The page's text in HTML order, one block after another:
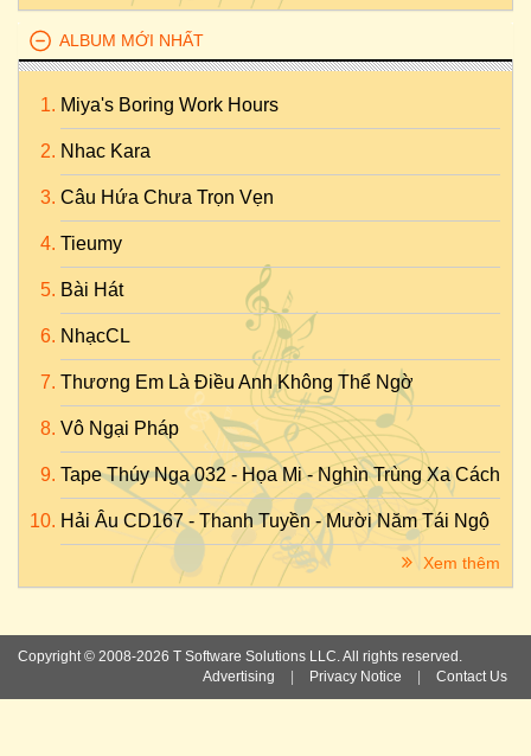
ALBUM MỚI NHẤT
Miya's Boring Work Hours
Nhac Kara
Câu Hứa Chưa Trọn Vẹn
Tieumy
Bài Hát
NhạcCL
Thương Em Là Điều Anh Không Thể Ngờ
Vô Ngại Pháp
Tape Thúy Nga 032 - Họa Mi - Nghìn Trùng Xa Cách
Hải Âu CD167 - Thanh Tuyền - Mười Năm Tái Ngộ
Xem thêm
Copyright © 2008-2026 T Software Solutions LLC. All rights reserved.
Advertising
Privacy Notice Contact Us